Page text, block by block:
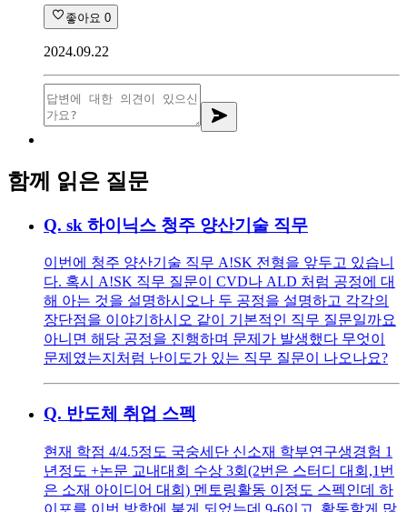
좋아요 0
2024.09.22
함께 읽은 질문
Q. sk 하이닉스 청주 양산기술 직무
이번에 청주 양산기술 직무 A!SK 전형을 앞두고 있습니
다. 혹시 A!SK 직무 질문이 CVD나 ALD 처럼 공정에 대
해 아는 것을 설명하시오나 두 공정을 설명하고 각각의
장단점을 이야기하시오 같이 기본적인 직무 질문일까요
아니면 해당 공정을 진행하며 문제가 발생했다 무엇이
문제였는지처럼 난이도가 있는 직무 질문이 나오나요?
Q. 반도체 취업 스펙
현재 학점 4/4.5정도 국숭세단 신소재 학부연구생경험 1
년정도 +논문 교내대회 수상 3회(2번은 스터디 대회,1번
은 소재 아이디어 대회) 멘토링활동 이정도 스펙인데 하
이포를 이번 방학에 붙게 되었는데 9-6이고, 활동할게 많